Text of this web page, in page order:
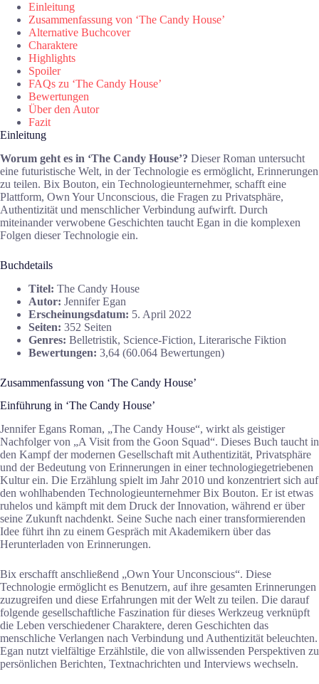
Einleitung
Zusammenfassung von ‘The Candy House’
Alternative Buchcover
Charaktere
Highlights
Spoiler
FAQs zu ‘The Candy House’
Bewertungen
Über den Autor
Fazit
Einleitung
Worum geht es in ‘The Candy House’? Dieser Roman untersucht
eine futuristische Welt, in der Technologie es ermöglicht, Erinnerungen
zu teilen. Bix Bouton, ein Technologieunternehmer, schafft eine
Plattform, Own Your Unconscious, die Fragen zu Privatsphäre,
Authentizität und menschlicher Verbindung aufwirft. Durch
miteinander verwobene Geschichten taucht Egan in die komplexen
Folgen dieser Technologie ein.
Buchdetails
Titel: The Candy House
Autor: Jennifer Egan
Erscheinungsdatum: 5. April 2022
Seiten: 352 Seiten
Genres: Belletristik, Science-Fiction, Literarische Fiktion
Bewertungen: 3,64 (60.064 Bewertungen)
Zusammenfassung von ‘The Candy House’
Einführung in ‘The Candy House’
Jennifer Egans Roman, „The Candy House“, wirkt als geistiger
Nachfolger von „A Visit from the Goon Squad“. Dieses Buch taucht in
den Kampf der modernen Gesellschaft mit Authentizität, Privatsphäre
und der Bedeutung von Erinnerungen in einer technologiegetriebenen
Kultur ein. Die Erzählung spielt im Jahr 2010 und konzentriert sich auf
den wohlhabenden Technologieunternehmer Bix Bouton. Er ist etwas
ruhelos und kämpft mit dem Druck der Innovation, während er über
seine Zukunft nachdenkt. Seine Suche nach einer transformierenden
Idee führt ihn zu einem Gespräch mit Akademikern über das
Herunterladen von Erinnerungen.
Bix erschafft anschließend „Own Your Unconscious“. Diese
Technologie ermöglicht es Benutzern, auf ihre gesamten Erinnerungen
zuzugreifen und diese Erfahrungen mit der Welt zu teilen. Die darauf
folgende gesellschaftliche Faszination für dieses Werkzeug verknüpft
die Leben verschiedener Charaktere, deren Geschichten das
menschliche Verlangen nach Verbindung und Authentizität beleuchten.
Egan nutzt vielfältige Erzählstile, die von allwissenden Perspektiven zu
persönlichen Berichten, Textnachrichten und Interviews wechseln.